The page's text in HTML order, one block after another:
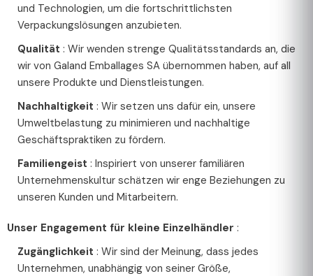
und Technologien, um die fortschrittlichsten
Verpackungslösungen anzubieten.
Qualität : Wir wenden strenge Qualitätsstandards an, die
wir von Galand Emballages SA übernommen haben, auf all
unsere Produkte und Dienstleistungen.
Nachhaltigkeit : Wir setzen uns dafür ein, unsere
Umweltbelastung zu minimieren und nachhaltige
Geschäftspraktiken zu fördern.
Familiengeist : Inspiriert von unserer familiären
Unternehmenskultur schätzen wir enge Beziehungen zu
unseren Kunden und Mitarbeitern.
Unser Engagement für kleine Einzelhändler :
Zugänglichkeit : Wir sind der Meinung, dass jedes
Unternehmen, unabhängig von seiner Größe,